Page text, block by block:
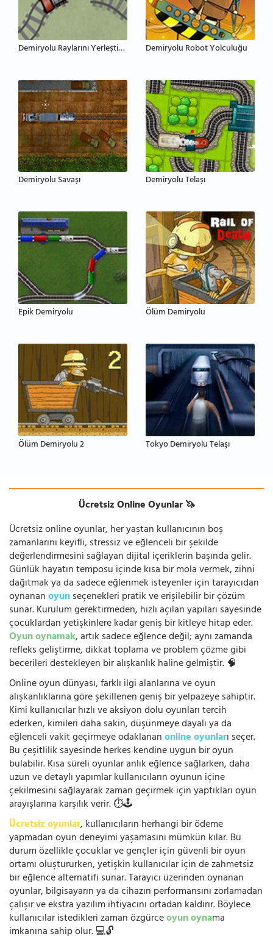
Demiryolu Raylarını Yerleştirme Demiryolu Robot Yolculuğu
Demiryolu Savaşı Demiryolu Telaşı
Epik Demiryolu Ölüm Demiryolu
Ölüm Demiryolu 2 Tokyo Demiryolu Telaşı
Ücretsiz Online Oyunlar 🦄
Ücretsiz online oyunlar, her yaştan kullanıcının boş
zamanlarını keyifli, stressiz ve eğlenceli bir şekilde
değerlendirmesini sağlayan dijital içeriklerin başında gelir.
Günlük hayatın temposu içinde kısa bir mola vermek, zihni
dağıtmak ya da sadece eğlenmek isteyenler için tarayıcıdan
oynananoyunseçenekleri pratik ve erişilebilir bir çözüm
sunar. Kurulum gerektirmeden, hızlı açılan yapıları sayesinde
çocuklardan yetişkinlere kadar geniş bir kitleye hitap eder.
Oyun oynamak, artık sadece eğlence değil; aynı zamanda
refleks geliştirme, dikkat toplama ve problem çözme gibi
becerileri destekleyen bir alışkanlık haline gelmiştir. 🧠
Online oyun dünyası, farklı ilgi alanlarına ve oyun
alışkanlıklarına göre şekillenen geniş bir yelpazeye sahiptir.
Kimi kullanıcılar hızlı ve aksiyon dolu oyunları tercih
ederken, kimileri daha sakin, düşünmeye dayalı ya da
eğlenceli vakit geçirmeye odaklananonline oyunları seçer.
Bu çeşitlilik sayesinde herkes kendine uygun bir oyun
bulabilir. Kısa süreli oyunlar anlık eğlence sağlarken, daha
uzun ve detaylı yapımlar kullanıcıların oyunun içine
çekilmesini sağlayarak zaman geçirmek için yaptıkları oyun
arayışlarına karşılık verir. ⏱️🕹️
Ücretsiz oyunlar, kullanıcıların herhangi bir ödeme
yapmadan oyun deneyimi yaşamasını mümkün kılar. Bu
durum özellikle çocuklar ve gençler için güvenli bir oyun
ortamı oluştururken, yetişkin kullanıcılar için de zahmetsiz
bir eğlence alternatifi sunar. Tarayıcı üzerinden oynanan
oyunlar, bilgisayarın ya da cihazın performansını zorlamadan
çalışır ve ekstra yazılım ihtiyacını ortadan kaldırır. Böylece
kullanıcılar istedikleri zaman özgürceoyun oynama
imkanına sahip olur. 💻🔓